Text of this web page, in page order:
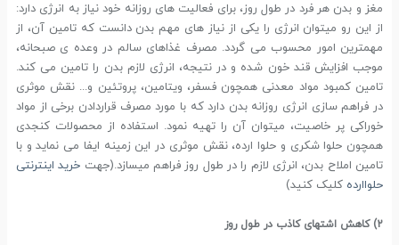
مغز و بدن هر فرد در طول روز، برای فعالیت های روزانه خود نیاز به انرژی دارد:
از این رو میتوان انرژی را یکی از نیاز های مهم بدن دانست که تامین آن، از
مهمترین امور محسوب می گردد. مصرف غذاهای سالم در وعده ی صبحانه،
موجب افزایش قند خون شده و در نتیجه، انرژی لازم بدن را تامین می کند.
تامین کمبود مواد معدنی همچون فسفر، ویتامین، پروتئین و... نقش موثری
در فراهم سازی انرژی روزانه بدن دارد که با مورد مصرف قراردادن برخی از مواد
خوراکی پر خاصیت، میتوان آن را تهیه نمود. استفاده از محصولات کنجدی
همچون حلوا شکری و حلوا ارده، نقش موثری در این زمینه ایفا می نماید و با
تامین املاح بدن، انرژی لازم را در طول روز فراهم میسازد.(جهت خرید اینترنتی
حلواارده کلیک کنید)
2) کاهش اشتهای کاذب در طول روز